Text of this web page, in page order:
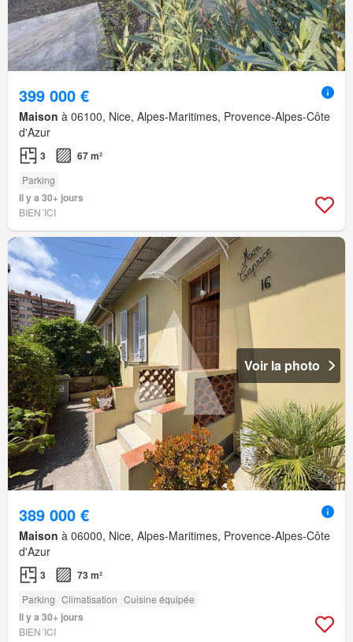
399 000 €
Maison à 06100, Nice, Alpes-Maritimes, Provence-Alpes-Côte
d'Azur
3 67 m²
Parking
Il y a 30+ jours
BIEN´ICI
Voir la photo
389 000 €
Maison à 06000, Nice, Alpes-Maritimes, Provence-Alpes-Côte
d'Azur
3 73 m²
Parking Climatisation Cuisine équipée
Il y a 30+ jours
BIEN´ICI